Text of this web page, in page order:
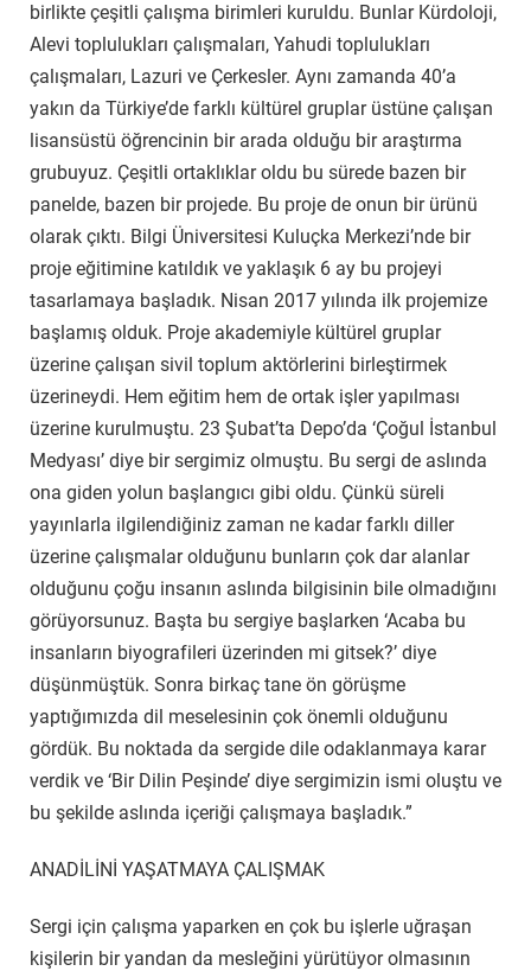
birlikte çeşitli çalışma birimleri kuruldu. Bunlar Kürdoloji,
Alevi toplulukları çalışmaları, Yahudi toplulukları
çalışmaları, Lazuri ve Çerkesler. Aynı zamanda 40’a
yakın da Türkiye’de farklı kültürel gruplar üstüne çalışan
lisansüstü öğrencinin bir arada olduğu bir araştırma
grubuyuz. Çeşitli ortaklıklar oldu bu sürede bazen bir
panelde, bazen bir projede. Bu proje de onun bir ürünü
olarak çıktı. Bilgi Üniversitesi Kuluçka Merkezi’nde bir
proje eğitimine katıldık ve yaklaşık 6 ay bu projeyi
tasarlamaya başladık. Nisan 2017 yılında ilk projemize
başlamış olduk. Proje akademiyle kültürel gruplar
üzerine çalışan sivil toplum aktörlerini birleştirmek
üzerineydi. Hem eğitim hem de ortak işler yapılması
üzerine kurulmuştu. 23 Şubat’ta Depo’da ‘Çoğul İstanbul
Medyası’ diye bir sergimiz olmuştu. Bu sergi de aslında
ona giden yolun başlangıcı gibi oldu. Çünkü süreli
yayınlarla ilgilendiğiniz zaman ne kadar farklı diller
üzerine çalışmalar olduğunu bunların çok dar alanlar
olduğunu çoğu insanın aslında bilgisinin bile olmadığını
görüyorsunuz. Başta bu sergiye başlarken ‘Acaba bu
insanların biyografileri üzerinden mi gitsek?’ diye
düşünmüştük. Sonra birkaç tane ön görüşme
yaptığımızda dil meselesinin çok önemli olduğunu
gördük. Bu noktada da sergide dile odaklanmaya karar
verdik ve ‘Bir Dilin Peşinde’ diye sergimizin ismi oluştu ve
bu şekilde aslında içeriği çalışmaya başladık.”
ANADİLİNİ YAŞATMAYA ÇALIŞMAK
Sergi için çalışma yaparken en çok bu işlerle uğraşan
kişilerin bir yandan da mesleğini yürütüyor olmasının